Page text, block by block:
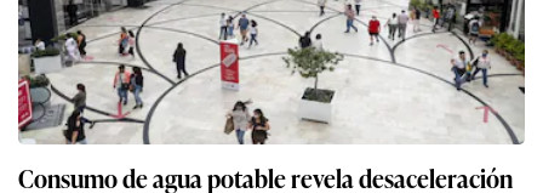
Consumo de agua potable revela desaceleración